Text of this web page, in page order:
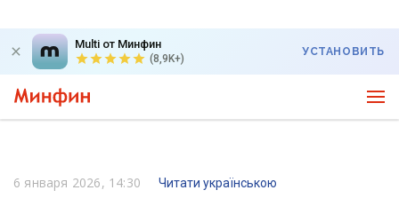
Multi от Минфин
(8,9K+)
УСТАНОВИТЬ
6 января 2026, 14:30 Читати українською